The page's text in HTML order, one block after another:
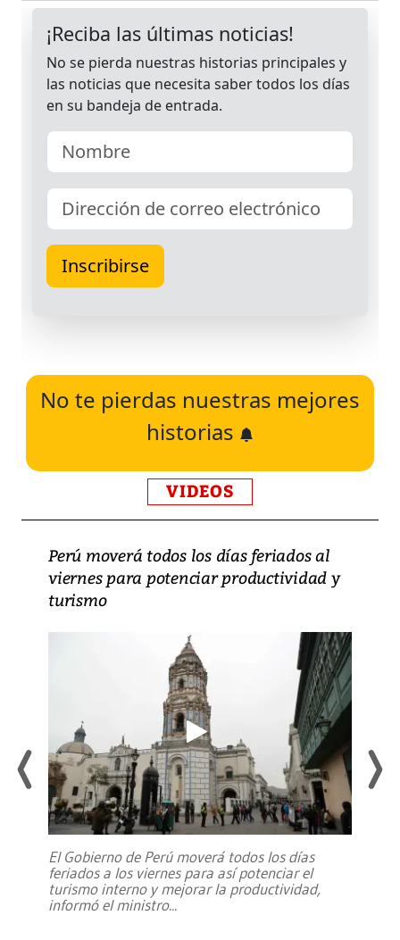
No te pierdas nuestras mejores
historias
VIDEOS
Perú moverá todos los días feriados al
viernes para potenciar productividad y
turismo
El Gobierno de Perú moverá todos los días
feriados a los viernes para así potenciar el
turismo interno y mejorar la productividad,
informó el ministro...